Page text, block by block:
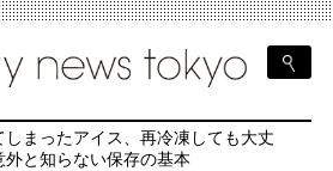
しまったアイス、再冷凍しても大丈
外と知らない保存の基本